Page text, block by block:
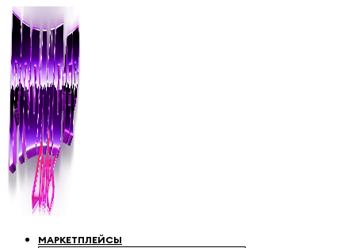
Перейти
содержимому
МАРКЕТПЛЕЙСЫ